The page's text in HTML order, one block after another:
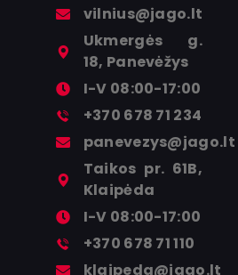
vilnius@jago.lt
Ukmergės g.
18, Panevėžys
I-V 08:00-17:00
+370 678 71 234
panevezys@jago.lt
Taikos pr. 61B,
Klaipėda
I-V 08:00-17:00
+370 678 71 110
klaipeda@jago.lt